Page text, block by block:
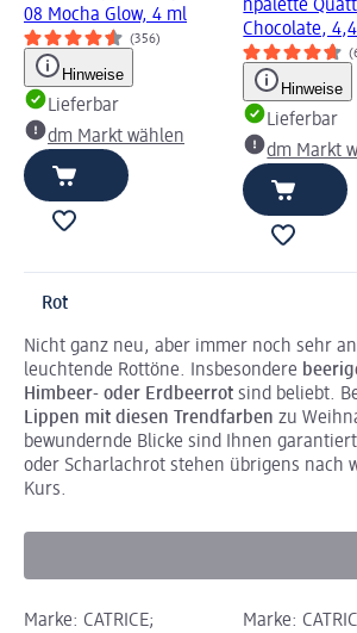
08 Mocha Glow, 4 ml
(356)
Hinweise
Lieferbar
dm Markt wählen
npalette
Chocolate,
Hinweise
Lieferbar
dm Markt
Rot
Nicht ganz neu, aber immer noch sehr
leuchtende Rottöne. Insbesondere
Himbeer- oder Erdbeerrot sind beliebt.
Lippen mit diesen Trendfarben zu
bewundernde Blicke sind Ihnen
oder Scharlachrot stehen übrigens nach
Kurs.
Marke: CATRICE;
Marke: